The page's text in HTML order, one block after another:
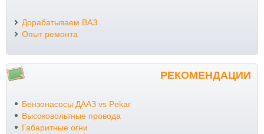
Дорабатываем ВАЗ
Опыт ремонта
РЕКОМЕНДАЦИИ
Бензонасосы ДААЗ vs Pekar
Высоковольтные провода
Габаритные огни